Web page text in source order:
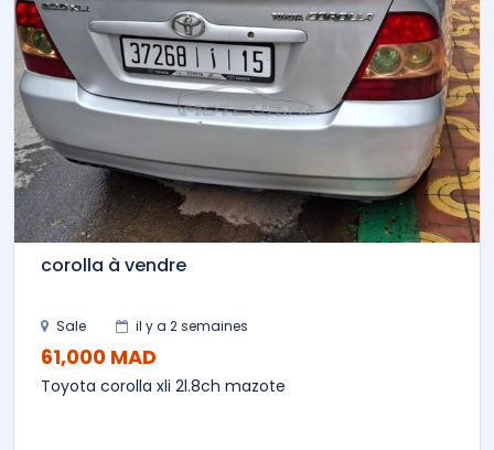
corolla à vendre
Sale il y a 2 semaines
61,000 MAD
Toyota corolla xli 2l.8ch mazote